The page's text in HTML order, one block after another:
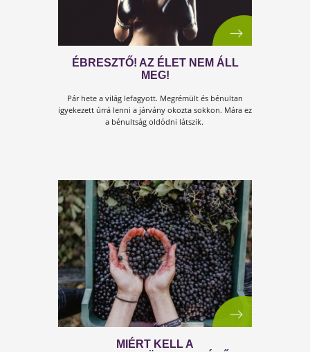
KIK VANNAK IGAZÁN
VESZÉLYBEN?
Ezzel senki nem foglalkozik! Mi lenne, ha a tenger
pénzt, amit most előhúztak a kormányok részben